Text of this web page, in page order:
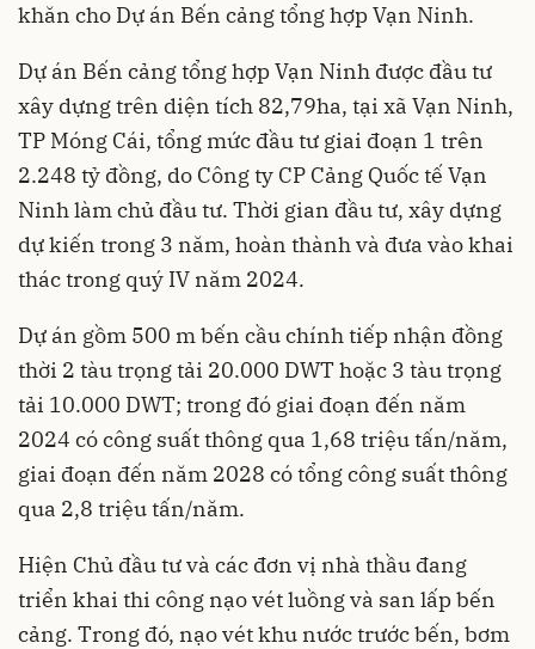
khăn cho Dự án Bến cảng tổng hợp Vạn Ninh.
Dự án Bến cảng tổng hợp Vạn Ninh được đầu tư
xây dựng trên diện tích 82,79ha, tại xã Vạn Ninh,
TP Móng Cái, tổng mức đầu tư giai đoạn 1 trên
2.248 tỷ đồng, do Công ty CP Cảng Quốc tế Vạn
Ninh làm chủ đầu tư. Thời gian đầu tư, xây dựng
dự kiến trong 3 năm, hoàn thành và đưa vào khai
thác trong quý IV năm 2024.
Dự án gồm 500 m bến cầu chính tiếp nhận đồng
thời 2 tàu trọng tải 20.000 DWT hoặc 3 tàu trọng
tải 10.000 DWT; trong đó giai đoạn đến năm
2024 có công suất thông qua 1,68 triệu tấn/năm,
giai đoạn đến năm 2028 có tổng công suất thông
qua 2,8 triệu tấn/năm.
Hiện Chủ đầu tư và các đơn vị nhà thầu đang
triển khai thi công nạo vét luồng và san lấp bến
cảng. Trong đó, nạo vét khu nước trước bến, bơm